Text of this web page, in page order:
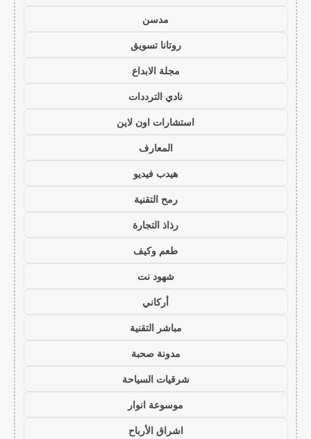
مدسن
روتانا تسويق
مجلة الابداع
نادي الترددات
استشارات اون لاين
المعارف
هيدب فيديو
رمح التقنية
رذاذ التجارة
طعم وكيف
شهود نت
أركاني
مباشر التقنية
مدونة صحبة
شرقيات السياحة
موسوعة انوار
اشراق الأرباح